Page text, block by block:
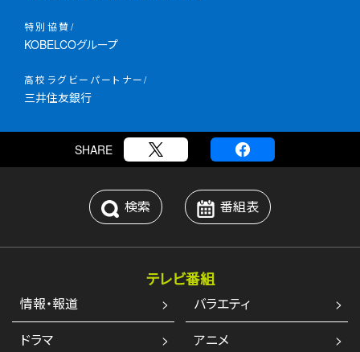
特別協賛
KOBELCOグループ
高校ラグビーパートナー
三井住友銀行
SHARE
検索 番組表
テレビ番組
情報・報道
バラエティ
ドラマ
アニメ